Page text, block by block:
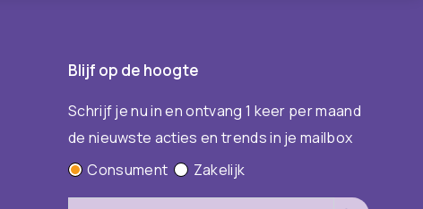
Blijf op de hoogte
Schrijf je nu in en ontvang 1 keer per maand
de nieuwste acties en trends in je mailbox
Consument
Zakelijk